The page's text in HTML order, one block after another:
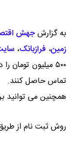
به گزارشجهش
زمین، فرازبانک،
تماس حاصل کنند.
همچنین می توانید
روش ثبت نام از